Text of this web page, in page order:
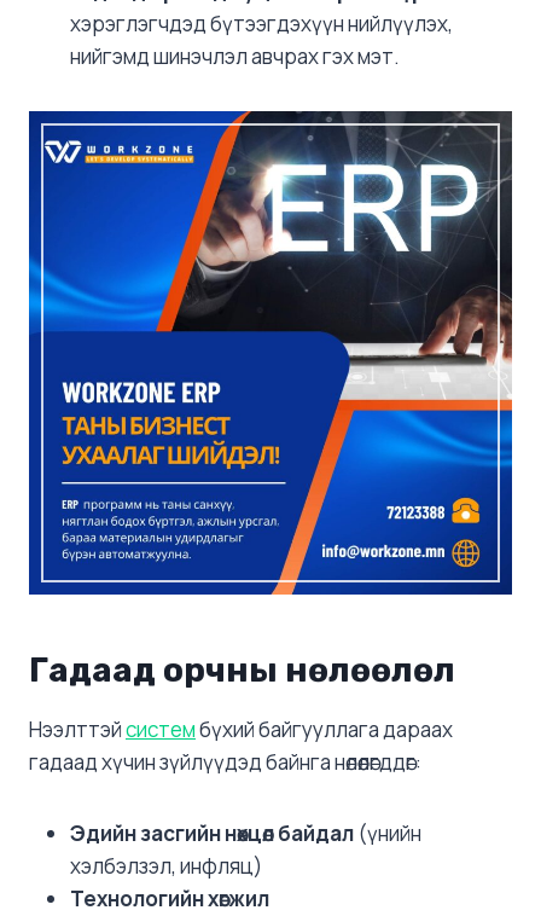
хэрэглэгчдэд бүтээгдэхүүн нийлүүлэх,
нийгэмд шинэчлэл авчрах гэх мэт.
Гадаад орчны нөлөөлөл
Нээлттэйсистембүхий байгууллага дараах
гадаад хүчин зүйлүүдэд байнга нөлөөлөгддөг:
Эдийн засгийн нөхцөл байдал (үнийн
хэлбэлзэл, инфляц)
Технологийн хөгжил